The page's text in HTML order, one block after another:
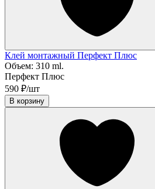
Клей монтажный Перфект Плюс
Объем: 310 ml.
Перфект Плюс
590 ₽/шт
В корзину